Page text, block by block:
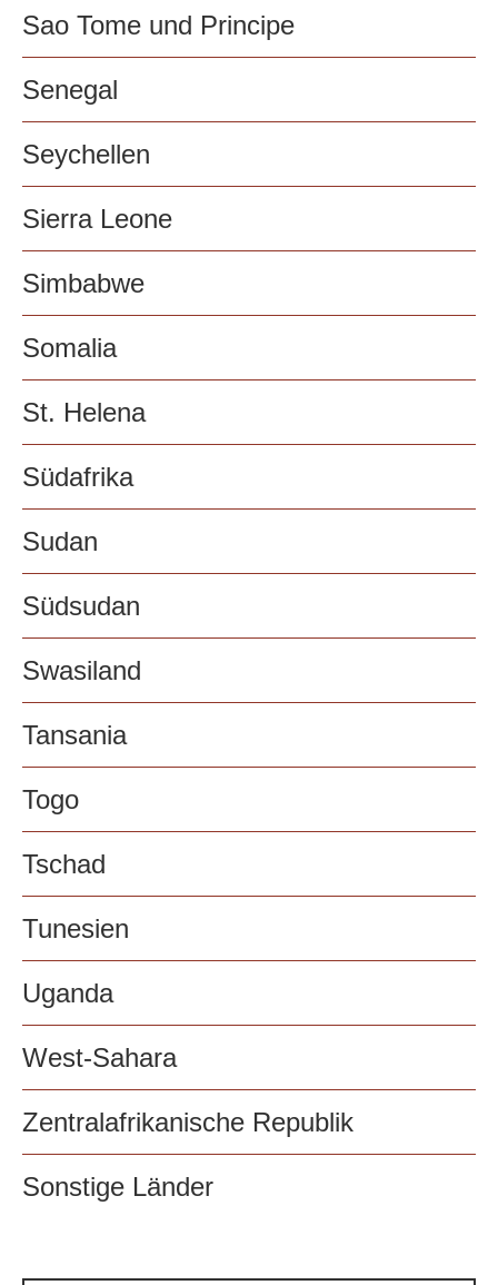
Sao Tome und Principe
Senegal
Seychellen
Sierra Leone
Simbabwe
Somalia
St. Helena
Südafrika
Sudan
Südsudan
Swasiland
Tansania
Togo
Tschad
Tunesien
Uganda
West-Sahara
Zentralafrikanische Republik
Sonstige Länder